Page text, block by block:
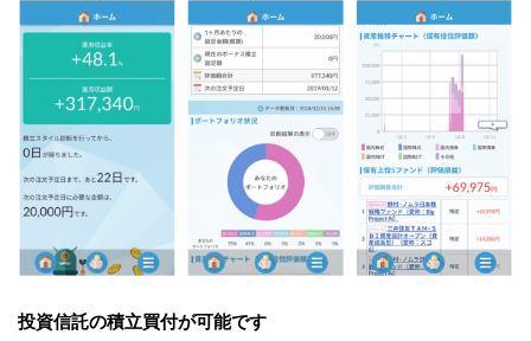
投資信託の積立買付が可能です